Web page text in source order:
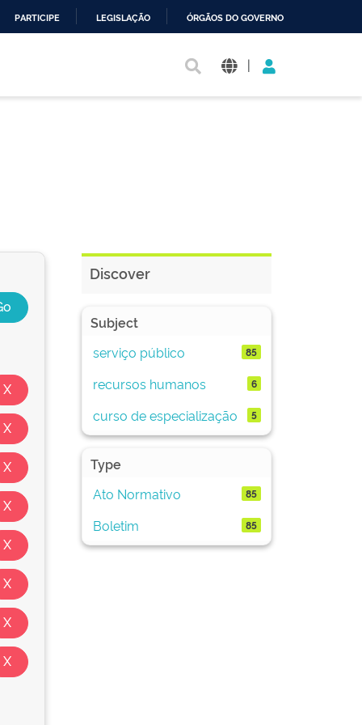
PARTICIPE LEGISLAÇÃO ÓRGÃOS DO GOVERNO
|
Discover
Subject
serviço público
85
recursos humanos 6
curso de especialização 5
Type
Ato Normativo
85
Boletim 85